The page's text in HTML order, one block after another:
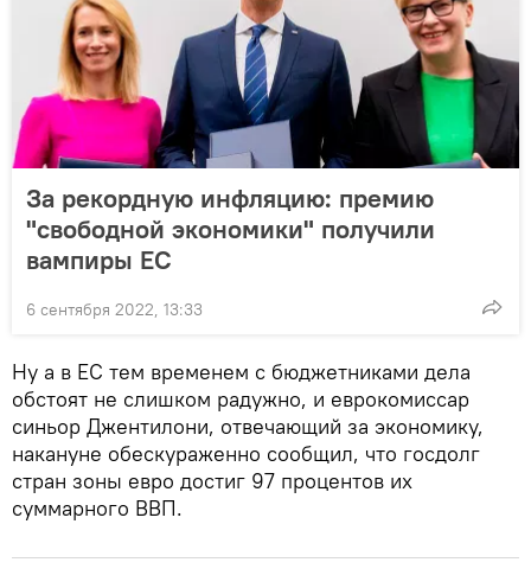
За рекордную инфляцию: премию
"свободной экономики" получили
вампиры ЕС
6 сентября 2022, 13:33
Ну а в ЕС тем временем с бюджетниками дела
обстоят не слишком радужно, и еврокомиссар
синьор Джентилони, отвечающий за экономику,
накануне обескураженно сообщил, что госдолг
стран зоны евро достиг 97 процентов их
суммарного ВВП.